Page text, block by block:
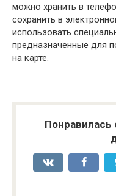
можно хранить в
сохранить в
использовать
предназначенные для
на карте.
Понравилась